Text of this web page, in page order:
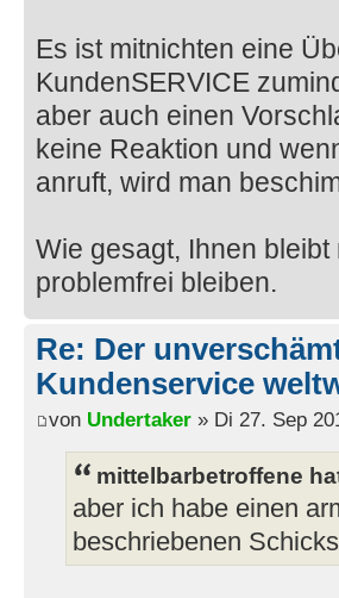
Es ist mitnichten eine
KundenSERVICE
aber auch einen
keine Reaktion und
anruft, wird man
Wie gesagt, Ihnen
problemfrei bleiben.
Re: Der
Kundenservice
von Undertaker » Di 27. Sep
mittelbarbetroffene
aber ich habe einen
beschriebenen